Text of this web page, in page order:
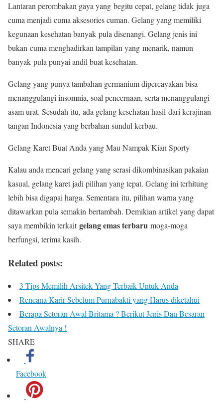
Lantaran perombakan gaya yang begitu cepat, gelang tidak juga
cuma menjadi cuma aksesories cuman. Gelang yang memiliki
kegunaan kesehatan banyak pula disenangi. Gelang jenis ini
bukan cuma menghadirkan tampilan yang menarik, namun
banyak pula punyai andil buat kesehatan.
Gelang yang punya tambahan germanium dipercayakan bisa
menanggulangi insomnia, soal pencernaan, serta menanggulangi
asam urat. Sesudah itu, ada gelang kesehatan hasil dari kerajinan
tangan Indonesia yang berbahan sundul kerbau.
Gelang Karet Buat Anda yang Mau Nampak Kian Sporty
Kalau anda mencari gelang yang serasi dikombinasikan pakaian
kasual, gelang karet jadi pilihan yang tepat. Gelang ini terhitung
lebih bisa digapai harga. Sementara itu, pilihan warna yang
ditawarkan pula semakin bertambah. Demikian artikel yang dapat
saya membikin terkaitgelang emas terbaru moga-moga
berfungsi, terima kasih.
Related posts:
3 Tips Memilih Arsitek Yang Terbaik Untuk Anda
Rencana Karir Sebelum Purnabakti yang Harus diketahui
Berapa Setoran Awal Britama ? Berikut Jenis Dan Besaran
Setoran Awalnya !
SHARE
Facebook